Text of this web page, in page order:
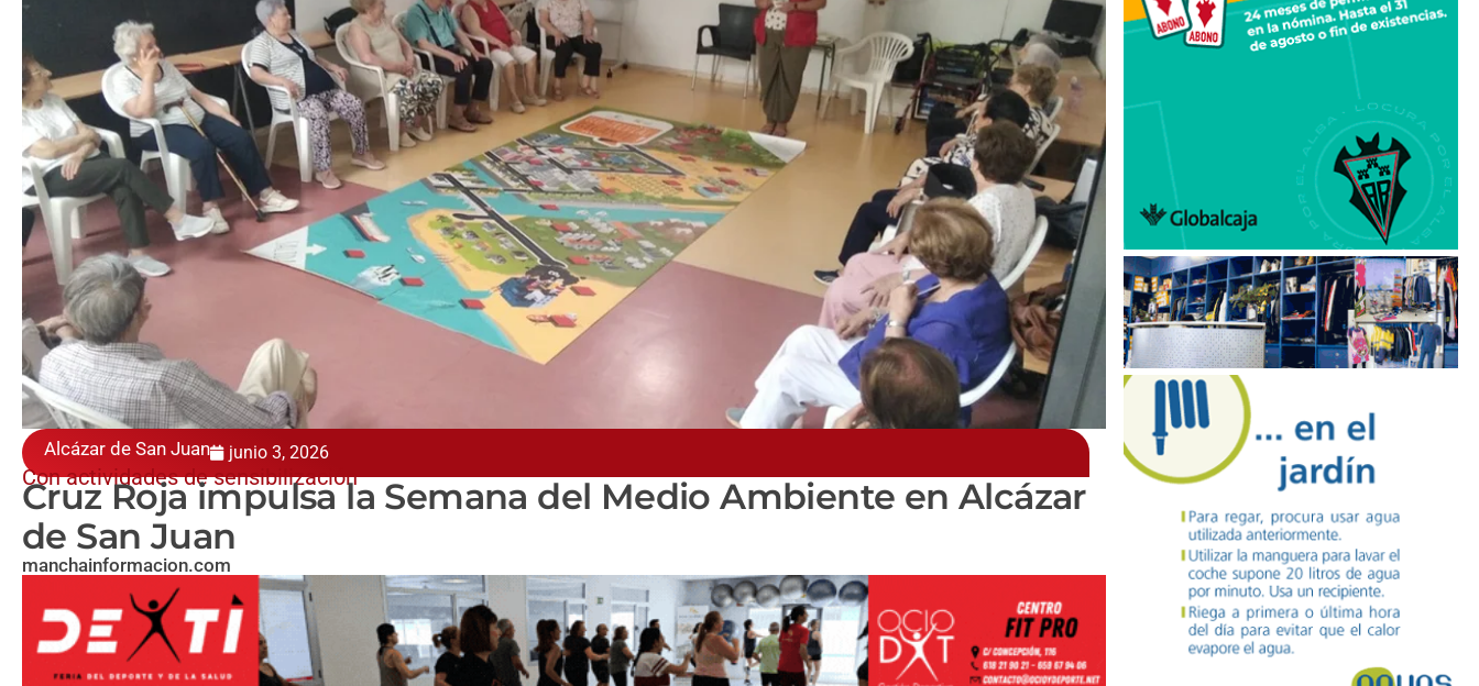
Alcázar de San Juan junio 3, 2026
Con actividades de sensibilización
Cruz Roja impulsa la Semana del Medio Ambiente en Alcázar
de San Juan
manchainformacion.com